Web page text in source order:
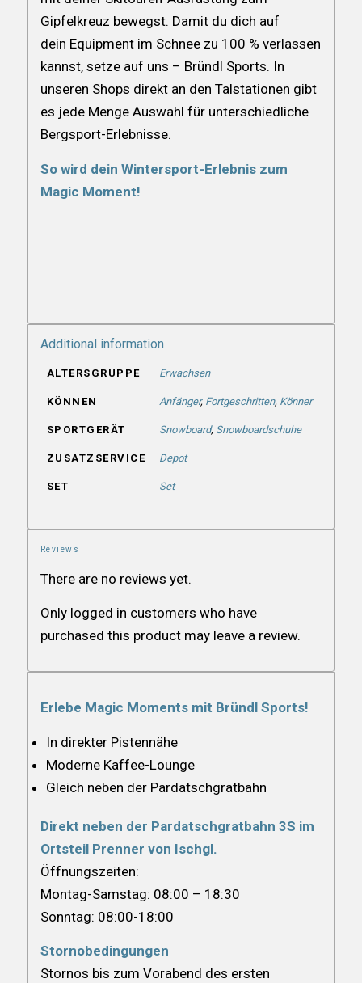
Gipfelkreuz bewegst. Damit du dich auf
dein Equipment im Schnee zu 100 % verlassen
kannst, setze auf uns – Bründl Sports. In
unseren Shops direkt an den Talstationen gibt
es jede Menge Auswahl für unterschiedliche
Bergsport-Erlebnisse.
So wird dein Wintersport-Erlebnis zum
Magic Moment!
Additional information
ALTERSGRUPPE Erwachsen
KÖNNEN Anfänger, Fortgeschritten, Könner
SPORTGERÄT Snowboard, Snowboardschuhe
ZUSATZSERVICE Depot
SET Set
Reviews
There are no reviews yet.
Only logged in customers who have
purchased this product may leave a review.
Erlebe Magic Moments mit Bründl Sports!
In direkter Pistennähe
Moderne Kaffee-Lounge
Gleich neben der Pardatschgratbahn
Direkt neben der Pardatschgratbahn 3S im
Ortsteil Prenner von Ischgl.
Öffnungszeiten:
Montag-Samstag: 08:00 – 18:30
Sonntag: 08:00-18:00
Stornobedingungen
Stornos bis zum Vorabend des ersten